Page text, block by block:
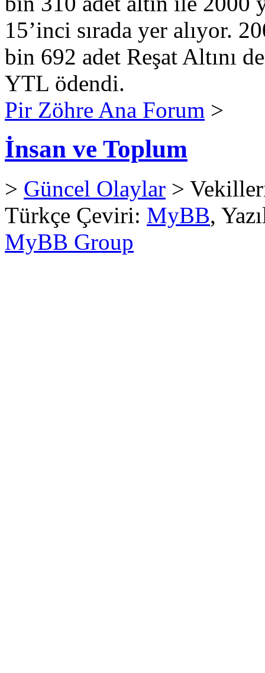
15’inci sırada yer alıyor.
bin 692 adet Reşat Altını
YTL ödendi.
Pir Zöhre Ana Forum >
İnsan ve Toplum
> Güncel Olaylar >
Türkçe Çeviri: MyBB,
MyBB Group